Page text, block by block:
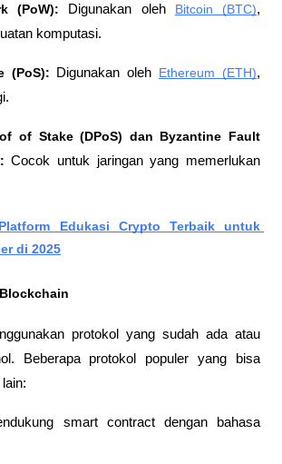
(PoW): Digunakan oleh Bitcoin (BTC),
komputasi.
(PoS): Digunakan oleh Ethereum (ETH),
of Stake (DPoS) dan Byzantine Fault
Cocok untuk jaringan yang memerlukan
Edukasi Crypto Terbaik untuk
di 2025
protokol yang sudah ada atau
Beberapa protokol populer yang bisa
smart contract dengan bahasa